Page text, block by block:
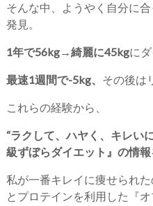
そんな中、ようやく自分に
発見。
1年で56kg→綺麗に45kgにダ
最速1週間で-5kg、 その後は
これらの経験から、
“ラクして、ハヤく、キレい
級ずぼらダイエット』の情報
私が一番キレイに痩せられ
とプロテインを利用した『